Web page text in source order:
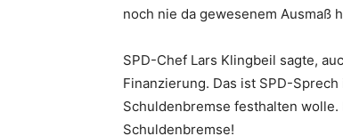
noch nie da gewesenem Ausmaß
SPD-Chef Lars Klingbeil sagte,
Finanzierung. Das ist SPD-
Schuldenbremse festhalten
Schuldenbremse!